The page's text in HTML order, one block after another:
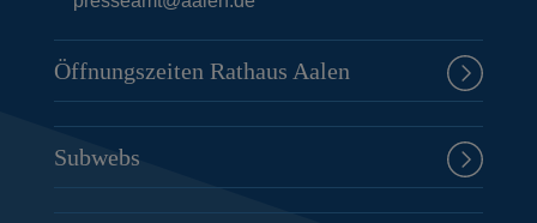
Öffnungszeiten Rathaus Aalen
Subwebs